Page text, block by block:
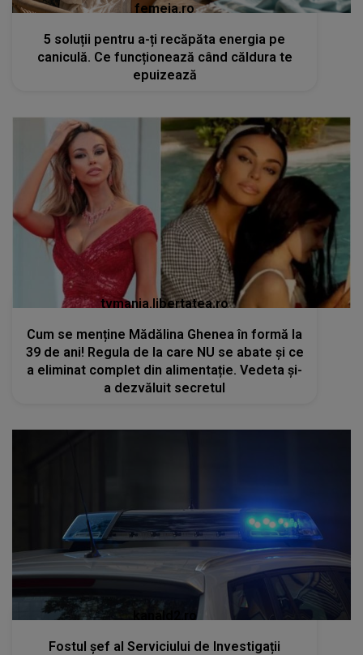
femeia.ro
5 soluții pentru a-ți recăpăta energia pe
caniculă. Ce funcționează când căldura te
epuizează
tvmania.libertatea.ro
Cum se menține Mădălina Ghenea în formă la
39 de ani! Regula de la care NU se abate și ce
a eliminat complet din alimentație. Vedeta și-
a dezvăluit secretul
kanald2.ro
Fostul șef al Serviciului de Investigații